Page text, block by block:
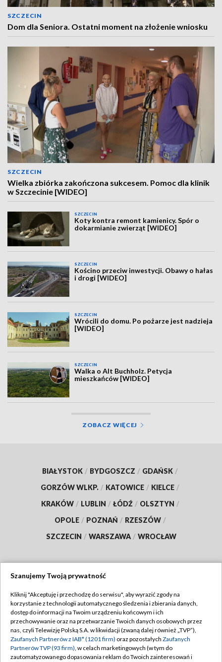
SZCZECIN
Dom dla Seniora. Ostatni moment na złożenie wniosku
SZCZECIN
Wielka zbiórka zakończona sukcesem. Pomoc dla klinik
w Szczecinie [WIDEO]
SZCZECIN
Koty kontra remont kamienicy. Spór o
dokarmianie zwierząt [WIDEO]
SZCZECIN
Kościno przeciw inwestycji. Obawy o hałas
i drogi [WIDEO]
SZCZECIN
Wrócili do domu. Po pożarze jest nadzieja
[WIDEO]
SZCZECIN
Walka o Alt Buchholz. Petycja
mieszkańców [WIDEO]
ZOBACZ WIĘCEJ
BIAŁYSTOK / BYDGOSZCZ / GDAŃSK /
GORZÓW WLKP. / KATOWICE / KIELCE /
KRAKÓW / LUBLIN / ŁÓDŹ / OLSZTYN /
OPOLE / POZNAŃ / RZESZÓW /
SZCZECIN / WARSZAWA / WROCŁAW
TVP
Abonament TVP
Emisja w TVP
Centrum informacji TVP
Regulamin TVP
Polityka prywatności
Moje zgody
Szanujemy Twoją prywatność
Kliknij "Akceptuję i przechodzę do serwisu", aby wyrazić zgody na
korzystanie z technologii automatycznego śledzenia i zbierania danych,
dostęp do informacji na Twoim urządzeniu końcowym i ich
przechowywanie oraz na przetwarzanie Twoich danych osobowych przez
nas, czyli Telewizję Polską S.A. w likwidacji (zwaną dalej również „TVP”),
Zaufanych Partnerów z IAB* (1201 firm) oraz pozostałych Zaufanych
Partnerów TVP (93 firm), w celach marketingowych (w tym do
zautomatyzowanego dopasowania reklam do Twoich zainteresowań i